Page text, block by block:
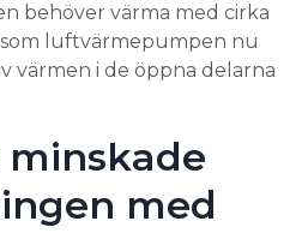
behöver värma med cirka
luftvärmepumpen nu
värmen i de öppna delarna
minskade
med